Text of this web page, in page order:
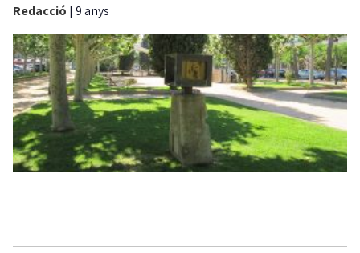
Redacció | 9 anys